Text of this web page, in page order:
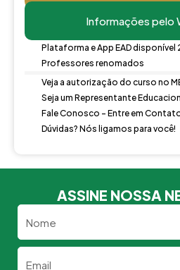
Informações pelo
Plataforma e App EAD disponível
Professores renomados
Veja a autorização do curso no
Seja um Representante
Fale Conosco - Entre em
Dúvidas? Nós ligamos para você!
ASSINE NOSSA